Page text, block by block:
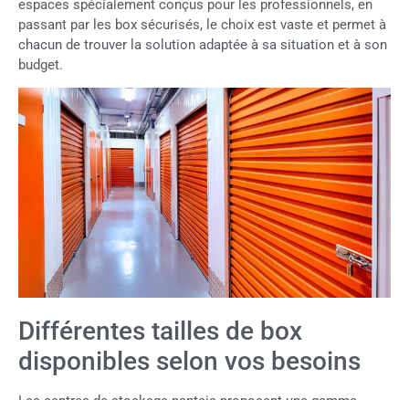
espaces spécialement conçus pour les professionnels, en
passant par les box sécurisés, le choix est vaste et permet à
chacun de trouver la solution adaptée à sa situation et à son
budget.
Différentes tailles de box
disponibles selon vos besoins